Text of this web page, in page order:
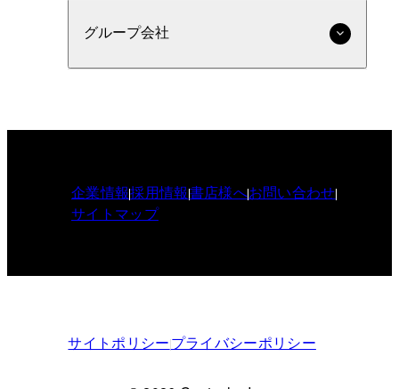
グループ会社
企業情報採用情報書店様へお問い合わせ
サイトマップ
サイトポリシープライバシーポリシー